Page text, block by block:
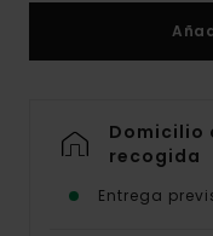
Domicilio
recogida
Entrega